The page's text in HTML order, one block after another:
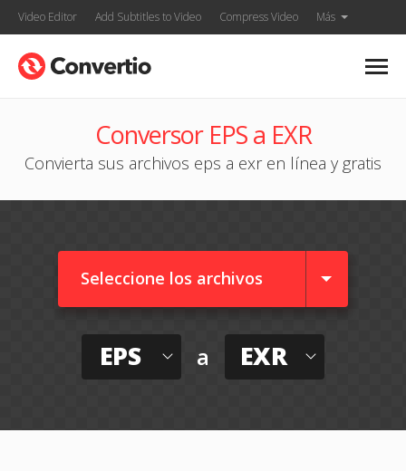
Video Editor Add Subtitles to Video Compress Video Más
Conversor EPS a EXR
Convierta sus archivos eps a exr en línea y gratis
Seleccione los archivos
EPS a EXR